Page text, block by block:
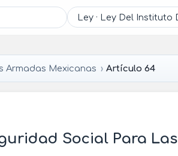
Armadas Mexicanas Artículo 64
Social Para Las